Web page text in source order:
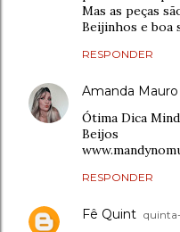
Mas as peças
Beijinhos e boa
RESPONDER
Amanda Mauro
Ótima Dica
Beijos
RESPONDER
Fê Quint